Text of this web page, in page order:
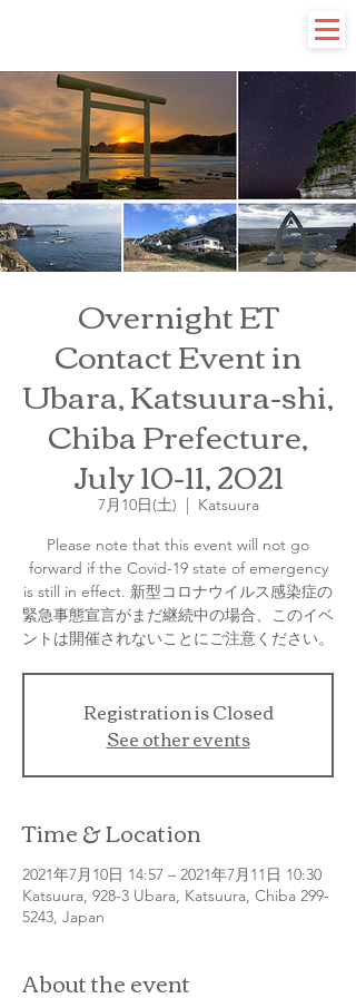
Overnight ET
Contact Event in
Ubara, Katsuura-shi,
Chiba Prefecture,
July 10-11, 2021
7月10日(土)
  |
Katsuura
Please note that this event will not go
forward if the Covid-19 state of emergency
is still in effect. 新型コロナウイルス感染症の
緊急事態宣言がまだ継続中の場合、このイベ
ントは開催されないことにご注意ください。
Registration is Closed
See other events
Time & Location
2021年7月10日 14:57 – 2021年7月11日 10:30
Katsuura, 928-3 Ubara, Katsuura, Chiba 299-
5243, Japan
About the event